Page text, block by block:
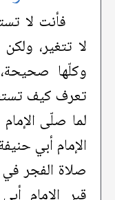
فأنت لا
لا تتغير،
وكلّها
تعرف كيف
لما صلّى
الإمام أبي
صلاة الفجر